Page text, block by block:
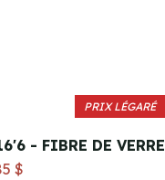
PRIX LÉGARÉ
- FIBRE DE VERRE
$